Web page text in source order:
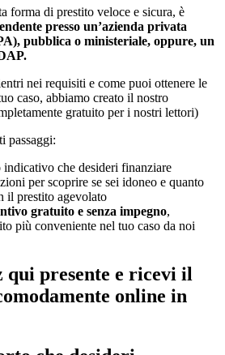
forma di prestito veloce e sicura, è
presso un’azienda privata
pubblica o ministeriale, oppure, un
nei requisiti e come puoi ottenere le
caso, abbiamo creato il nostro
gratuito per i nostri lettori)
passaggi:
indicativo che desideri finanziare
per scoprire se sei idoneo e quanto
il prestito agevolato
gratuito e senza impegno,
più conveniente nel tuo caso da noi
qui presente e ricevi il
online in